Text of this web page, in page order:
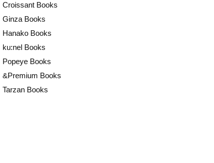
Croissant Books
Ginza Books
Hanako Books
ku:nel Books
Popeye Books
&Premium Books
Tarzan Books